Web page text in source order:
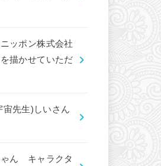
ッポン株式会社
描かせていただ
宙先生)しいさん
ん キャラクタ